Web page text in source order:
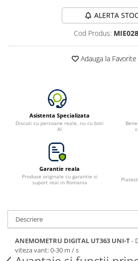
ALERTA
Cod Produs:
Adauga la Favorite
Asistenta Specializata
Discuti cu persoane reale, nu cu boti
AI
Garantie reala
Produse originale cu garantie si
suport real in Romania
Descriere
ANEMOMETRU DIGITAL UT363 UNI-T-
viteza vant: 0-30 m / s